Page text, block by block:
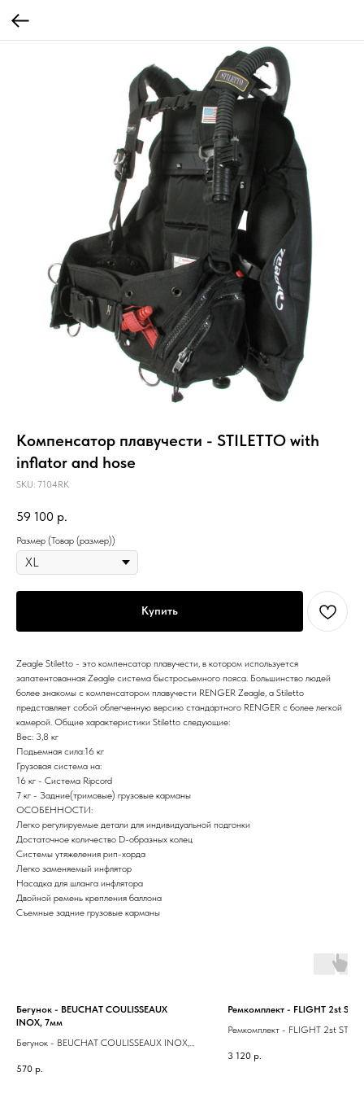
Компенсатор плавучести - STILETTO with
inflator and hose
SKU: 7104RK
59 100 р.
Размер (Товар (размер))
Купить
Zeagle Stiletto - это компенсатор плавучести, в котором используется
запатентованная Zeagle система быстросьемного пояса. Большинство людей
более знакомы с компенсатором плавучести RENGER Zeagle, а Stiletto
представляет собой облегченную версию стандартного RENGER с более легкой
камерой. Общие характеристики Stiletto следующие:
Вес: 3,8 кг
Подьемная сила:16 кг
Грузовая система на:
16 кг - Система Ripcord
7 кг - Задние(тримовые) грузовые карманы
ОСОБЕННОСТИ:
Легко регулируемые детали для индивидуальной подгонки
Достаточное количество D-образных колец
Системы утяжеления рип-хорда
Легко заменяемый инфлятор
Насадка для шланга инфлятора
Двойной ремень крепления баллона
Съемные задние грузовые карманы
Бегунок - BEUCHAT COULISSEAUX
INOX, 7мм
Бегунок - BEUCHAT COULISSEAUX INOX,
570 р.
Ремкомплект - FLIGHT 2st
Ремкомплект - FLIGHT 2st
3 120 р.